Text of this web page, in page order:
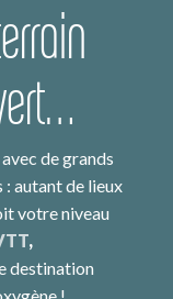
de grands
: autant de lieux
votre niveau
,
destination